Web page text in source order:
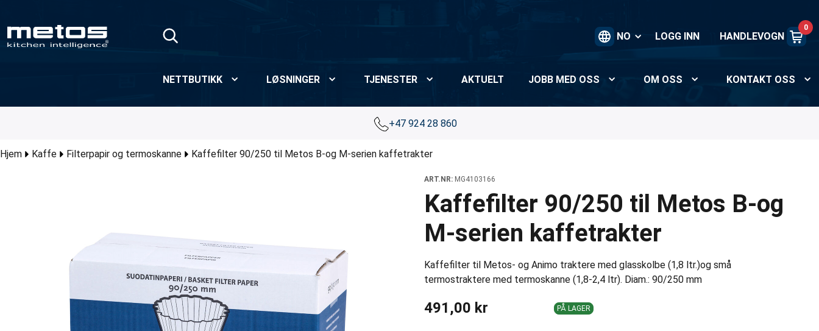
NO LOGG INN HANDLEVOGN
0
NETTBUTIKK LØSNINGER TJENESTER AKTUELT JOBB MED OSS OM OSS KONTAKT OSS
+47 924 28 860
Hjem Kaffe Filterpapir og termoskanne Kaffefilter 90/250 til Metos B-og M-serien kaffetrakter
ART.NR: MG4103166
Kaffefilter 90/250 til Metos B-og
M-serien kaffetrakter
Kaffefilter til Metos- og Animo traktere med glasskolbe (1,8 ltr.)og små
termostraktere med termoskanne (1,8-2,4 ltr). Diam.: 90/250 mm
491,00 kr PÅ LAGER